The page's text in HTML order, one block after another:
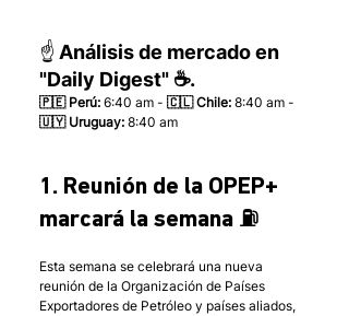
☝️ Análisis de mercado en
"Daily Digest" ☕.
🇵🇪 Perú: 6:40 am - 🇨🇱 Chile: 8:40 am -
🇺🇾 Uruguay: 8:40 am
1. Reunión de la OPEP+
marcará la semana ⛽️
Esta semana se celebrará una nueva
reunión de la Organización de Países
Exportadores de Petróleo y países aliados,